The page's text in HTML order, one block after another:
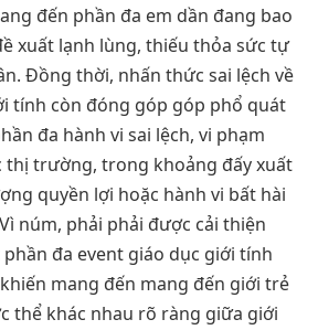
đến phần đa em dần đang bao
xuất lạnh lùng, thiếu thỏa sức tự
Đồng thời, nhấn thức sai lệch về
tính còn đóng góp góp phổ quát
đa hành vi sai lệch, vi phạm
thị trường, trong khoảng đấy xuất
quyền lợi hoặc hành vi bất hài
núm, phải phải được cải thiện
đa event giáo dục giới tính
mang đến mang đến giới trẻ
thể khác nhau rõ ràng giữa giới